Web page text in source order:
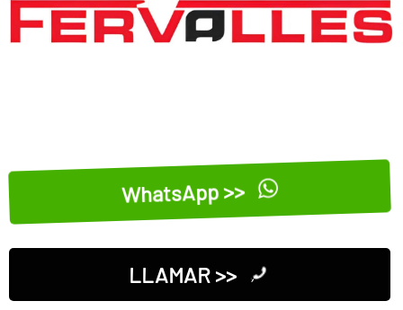
WhatsApp >>
LLAMAR >>